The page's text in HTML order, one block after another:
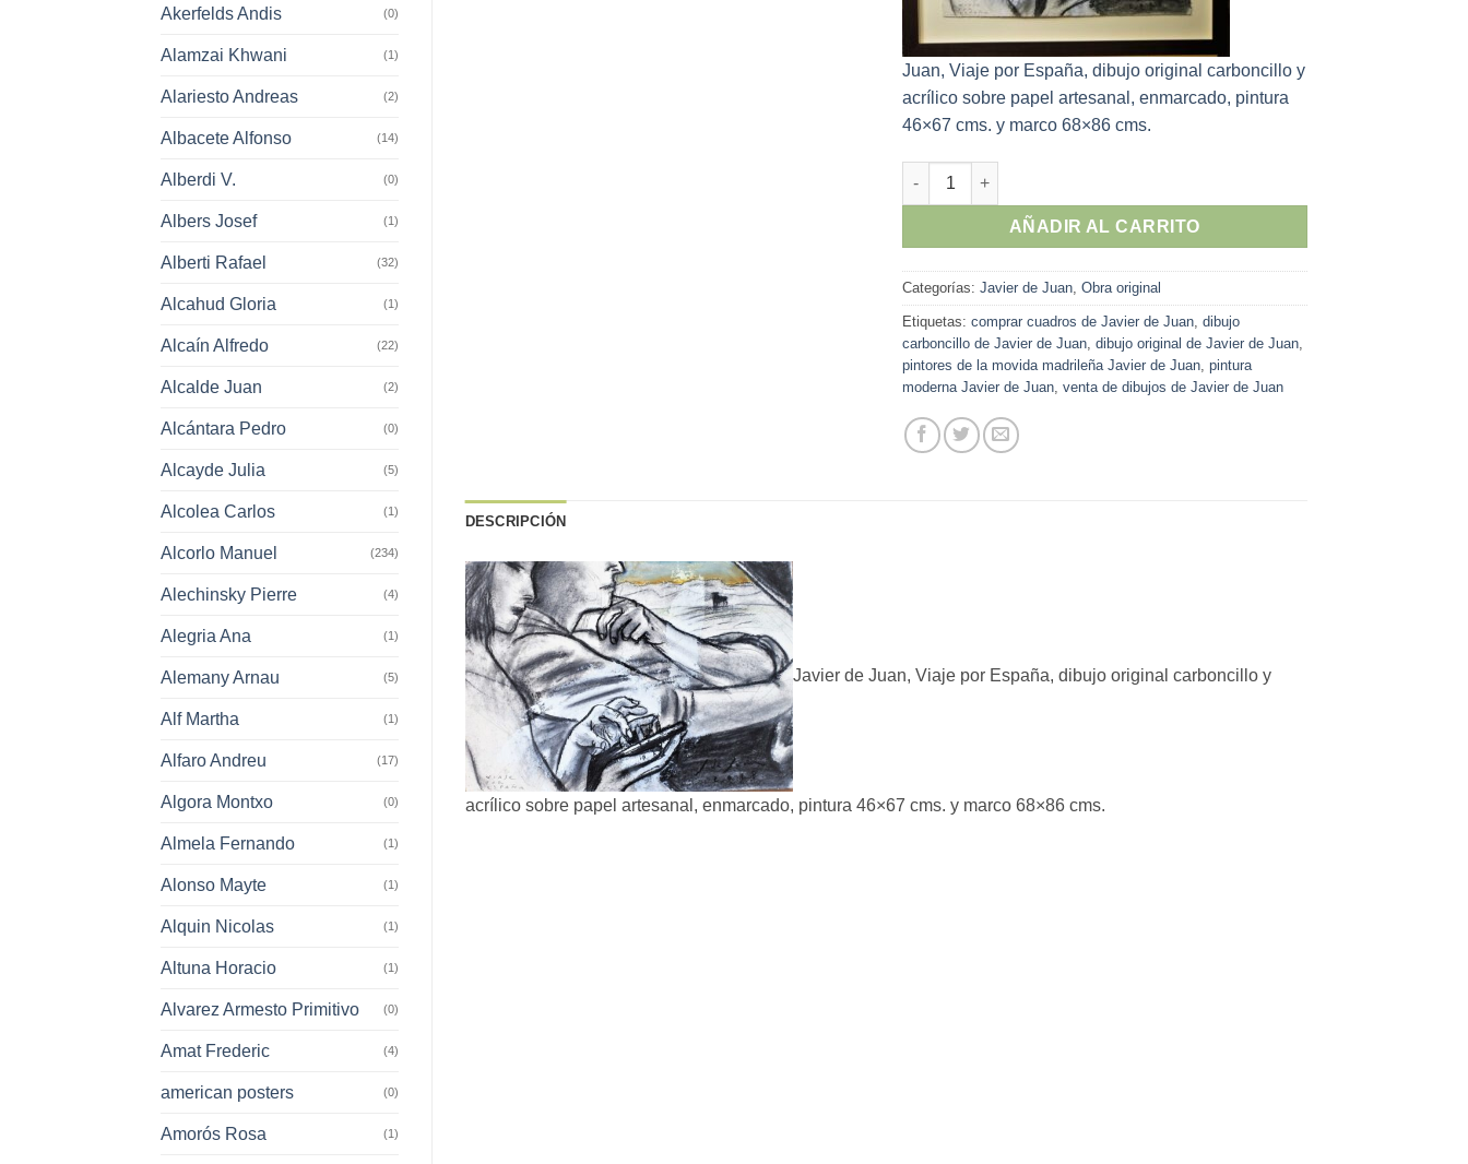
Akerfelds Andis (0)
Alamzai Khwani (1)
Alariesto Andreas (2)
Albacete Alfonso (14)
Alberdi V. (0)
Albers Josef (1)
Alberti Rafael (32)
Alcahud Gloria (1)
Alcaín Alfredo (22)
Alcalde Juan (2)
Alcántara Pedro (0)
Alcayde Julia (5)
Alcolea Carlos (1)
Alcorlo Manuel (234)
Alechinsky Pierre (4)
Alegria Ana (1)
Alemany Arnau (5)
Alf Martha (1)
Alfaro Andreu (17)
Algora Montxo (0)
Almela Fernando (1)
Alonso Mayte (1)
Alquin Nicolas (1)
Altuna Horacio (1)
Alvarez Armesto Primitivo (0)
Amat Frederic (4)
american posters (0)
Amorós Rosa (1)
Juan, Viaje por España, dibujo original carboncillo y
acrílico sobre papel artesanal, enmarcado, pintura
46×67 cms. y marco 68×86 cms.
Javier de Juan - "Viaje por España" dibujo original carboncillo y acrílico
AÑADIR AL CARRITO
Categorías:Javier de Juan ,Obra original
Etiquetas:comprar cuadros de Javier de Juan ,dibujo
carboncillo de Javier de Juan ,dibujo original de Javier de Juan
pintores de la movida madrileña Javier de Juan ,pintura
moderna Javier de Juan ,venta de dibujos de Javier de Juan
DESCRIPCIÓN
Javier de Juan, Viaje por España, dibujo original carboncillo y
acrílico sobre papel artesanal, enmarcado, pintura 46×67 cms. y marco 68×86 cms.